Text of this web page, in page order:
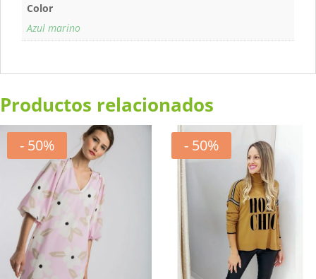
Color
Azul marino
Productos relacionados
- 50% - 50%